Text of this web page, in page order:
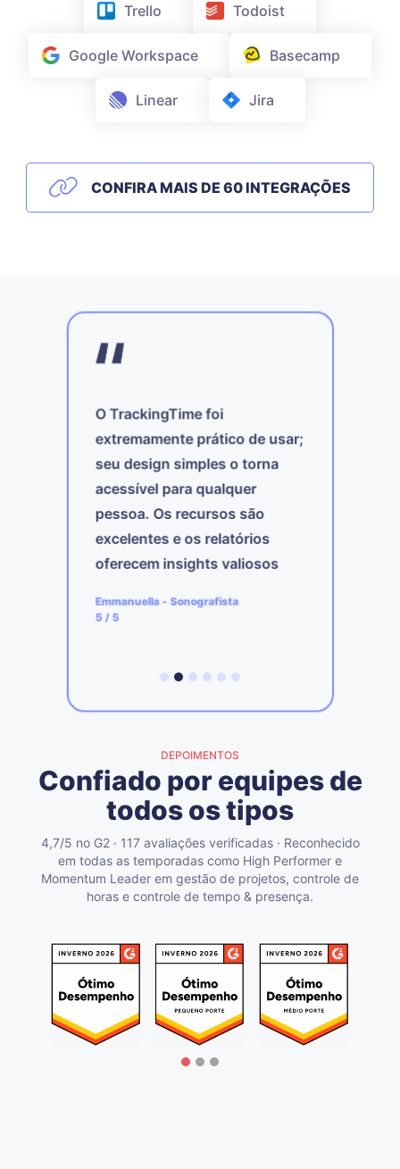
Trello Todoist
Google Workspace Basecamp
Linear Jira
CONFIRA MAIS DE 60 INTEGRAÇÕES
O TrackingTime foi
extremamente prático de usar;
seu design simples o torna
acessível para qualquer
pessoa. Os recursos são
excelentes e os relatórios
oferecem insights valiosos
produtividade.
Emmanuella - Sonografista
5/ 5
DEPOIMENTOS
Confiado por equipes de
todos os tipos
4,7/5 no G2 · 117 avaliações verificadas · Reconhecido
em todas as temporadas como High Performer e
Momentum Leader em gestão de projetos, controle de
horas e controle de tempo & presença.